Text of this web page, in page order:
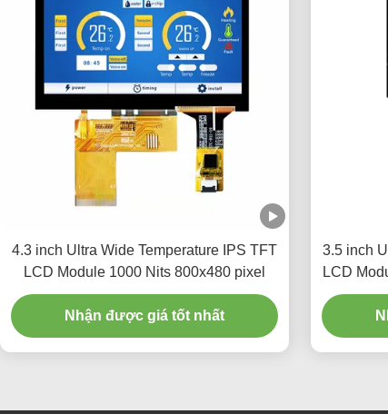
4.3 inch Ultra Wide Temperature IPS TFT
LCD Module 1000 Nits 800x480 pixel
Nhận được giá tốt nhất
3.5 inch
LCD